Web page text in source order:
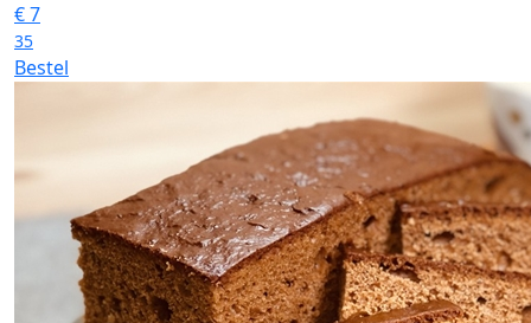
€7
35
Bestel